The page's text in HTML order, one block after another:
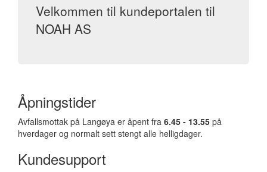
Velkommen til kundeportalen til
NOAH AS
Åpningstider
Avfallsmottak på Langøya er åpent fra 6.45 - 13.55 på
hverdager og normalt sett stengt alle helligdager.
Kundesupport